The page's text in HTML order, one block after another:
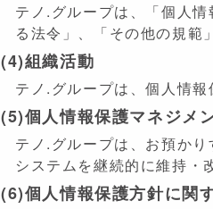
テノ.グループは、「個人
る法令」、「その他の規範
(4)組織活動
テノ.グループは、個人情
(5)個人情報保護マネジメ
テノ.グループは、お預か
システムを継続的に維持・
(6)個人情報保護方針に関